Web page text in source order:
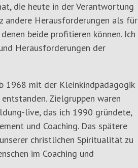
die heute in der Verantwortung
andere Herausforderungen als für
beide profitieren können. Ich
Herausforderungen der
1968 mit der Kleinkindpädagogik
Zielgruppen waren
live, das ich 1990 gründete,
und Coaching. Das spätere
christlichen Spiritualität zu
im Coaching und